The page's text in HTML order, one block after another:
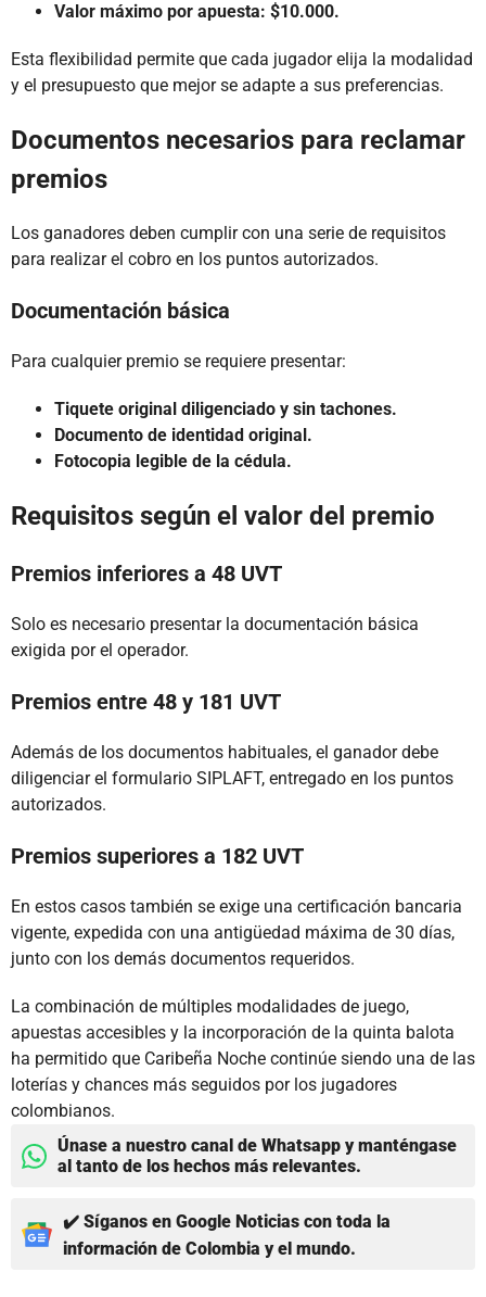
Valor máximo por apuesta: $10.000.
Esta flexibilidad permite que cada jugador elija la modalidad
y el presupuesto que mejor se adapte a sus preferencias.
Documentos necesarios para reclamar
premios
Los ganadores deben cumplir con una serie de requisitos
para realizar el cobro en los puntos autorizados.
Documentación básica
Para cualquier premio se requiere presentar:
Tiquete original diligenciado y sin tachones.
Documento de identidad original.
Fotocopia legible de la cédula.
Requisitos según el valor del premio
Premios inferiores a 48 UVT
Solo es necesario presentar la documentación básica
exigida por el operador.
Premios entre 48 y 181 UVT
Además de los documentos habituales, el ganador debe
diligenciar el formulario SIPLAFT, entregado en los puntos
autorizados.
Premios superiores a 182 UVT
En estos casos también se exige una certificación bancaria
vigente, expedida con una antigüedad máxima de 30 días,
junto con los demás documentos requeridos.
La combinación de múltiples modalidades de juego,
apuestas accesibles y la incorporación de la quinta balota
ha permitido que Caribeña Noche continúe siendo una de las
loterías y chances más seguidos por los jugadores
colombianos.
Únase a nuestro canal de Whatsapp y manténgase
al tanto de los hechos más relevantes.
✔️ Síganos en Google Noticias con toda la
información de Colombia y el mundo.